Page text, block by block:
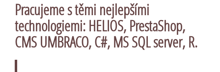
Pracujeme s těmi nejlepšími
technologiemi: HELIOS, PrestaShop,
CMS UMBRACO,C#, MS SQL server, R.